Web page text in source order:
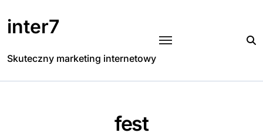
to
content
inter7
Skuteczny marketing internetowy
fest